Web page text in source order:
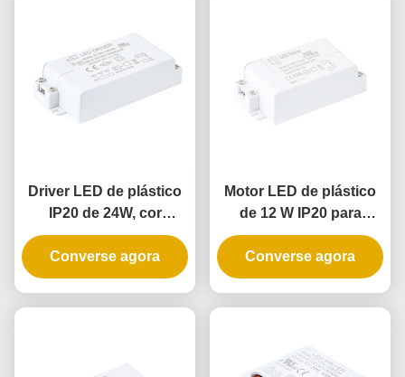
Driver LED de plástico
IP20 de 24W, cor
branca, com tensão
constante para
iluminação interior
Converse agora
Motor LED de plástico
de 12 W IP20 para
iluminação interna com
tensão constante e
entrada universal
Converse agora